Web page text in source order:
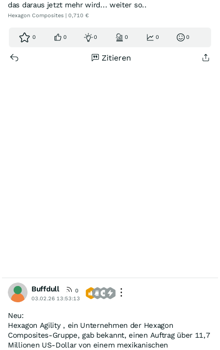
das daraus jetzt mehr wird... weiter so..
Hexagon Composites | 0,710 €
0 0 0 0 0 0
Zitieren
Buffdull
0
03.02.26 13:53:13
Neu:
Hexagon Agility , ein Unternehmen der Hexagon
Composites-Gruppe, gab bekannt, einen Auftrag über 11,7
Millionen US-Dollar von einem mexikanischen